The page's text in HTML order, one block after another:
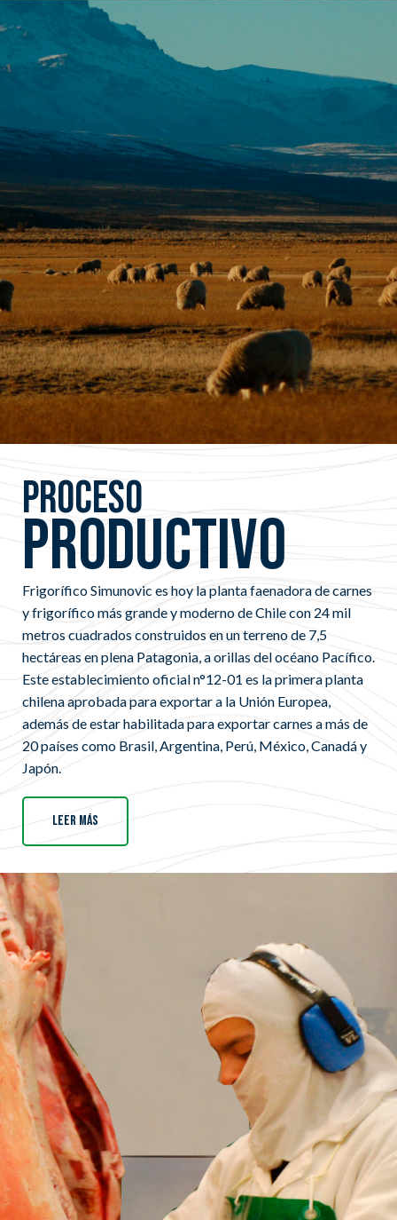
proceso
productivo
Frigorífico Simunovic es hoy la planta faenadora de carnes
y frigorífico más grande y moderno de Chile con 24 mil
metros cuadrados construidos en un terreno de 7,5
hectáreas en plena Patagonia, a orillas del océano Pacífico.
Este establecimiento oficial n°12-01 es la primera planta
chilena aprobada para exportar a la Unión Europea,
además de estar habilitada para exportar carnes a más de
20 países como Brasil, Argentina, Perú, México, Canadá y
Japón.
Leer más